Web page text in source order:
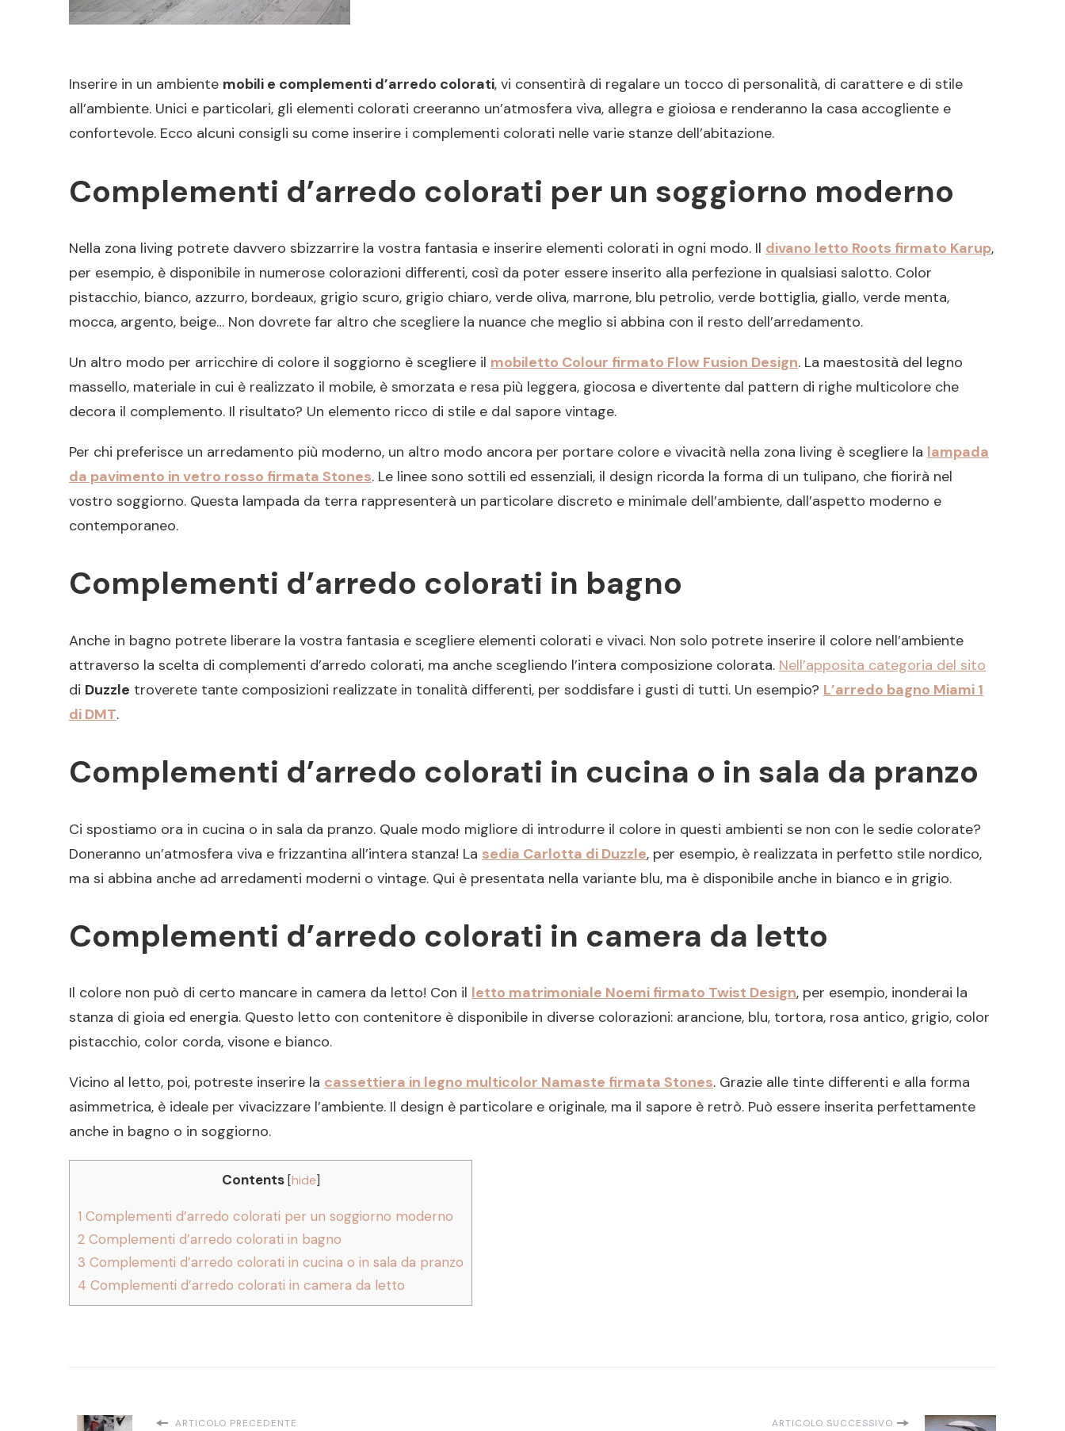
Inserire in un ambiente mobili e complementi d’arredo colorati, vi consentirà di regalare un tocco di personalità, di carattere e di stile
all’ambiente. Unici e particolari, gli elementi colorati creeranno un’atmosfera viva, allegra e gioiosa e renderanno la casa accogliente e
confortevole. Ecco alcuni consigli su come inserire i complementi colorati nelle varie stanze dell’abitazione.
Complementi d’arredo colorati per un soggiorno moderno
Nella zona living potrete davvero sbizzarrire la vostra fantasia e inserire elementi colorati in ogni modo. Il divano letto Roots firmato Karup,
per esempio, è disponibile in numerose colorazioni differenti, così da poter essere inserito alla perfezione in qualsiasi salotto. Color
pistacchio, bianco, azzurro, bordeaux, grigio scuro, grigio chiaro, verde oliva, marrone, blu petrolio, verde bottiglia, giallo, verde menta,
mocca, argento, beige… Non dovrete far altro che scegliere la nuance che meglio si abbina con il resto dell’arredamento.
Un altro modo per arricchire di colore il soggiorno è scegliere il mobiletto Colour firmato Flow Fusion Design. La maestosità del legno
massello, materiale in cui è realizzato il mobile, è smorzata e resa più leggera, giocosa e divertente dal pattern di righe multicolore che
decora il complemento. Il risultato? Un elemento ricco di stile e dal sapore vintage.
Per chi preferisce un arredamento più moderno, un altro modo ancora per portare colore e vivacità nella zona living è scegliere la lampada
da pavimento in vetro rosso firmata Stones. Le linee sono sottili ed essenziali, il design ricorda la forma di un tulipano, che fiorirà nel
vostro soggiorno. Questa lampada da terra rappresenterà un particolare discreto e minimale dell’ambiente, dall’aspetto moderno e
contemporaneo.
Complementi d’arredo colorati in bagno
Anche in bagno potrete liberare la vostra fantasia e scegliere elementi colorati e vivaci. Non solo potrete inserire il colore nell’ambiente
attraverso la scelta di complementi d’arredo colorati, ma anche scegliendo l’intera composizione colorata. Nell’apposita categoria del sito
di Duzzle troverete tante composizioni realizzate in tonalità differenti, per soddisfare i gusti di tutti. Un esempio? L’arredo bagno Miami 1
di DMT.
Complementi d’arredo colorati in cucina o in sala da pranzo
Ci spostiamo ora in cucina o in sala da pranzo. Quale modo migliore di introdurre il colore in questi ambienti se non con le sedie colorate?
Doneranno un’atmosfera viva e frizzantina all’intera stanza! La sedia Carlotta di Duzzle, per esempio, è realizzata in perfetto stile nordico,
ma si abbina anche ad arredamenti moderni o vintage. Qui è presentata nella variante blu, ma è disponibile anche in bianco e in grigio.
Complementi d’arredo colorati in camera da letto
Il colore non può di certo mancare in camera da letto! Con il letto matrimoniale Noemi firmato Twist Design, per esempio, inonderai la
stanza di gioia ed energia. Questo letto con contenitore è disponibile in diverse colorazioni: arancione, blu, tortora, rosa antico, grigio, color
pistacchio, color corda, visone e bianco.
Vicino al letto, poi, potreste inserire la cassettiera in legno multicolor Namaste firmata Stones. Grazie alle tinte differenti e alla forma
asimmetrica, è ideale per vivacizzare l’ambiente. Il design è particolare e originale, ma il sapore è retrò. Può essere inserita perfettamente
anche in bagno o in soggiorno.
Contents [hide
1 Complementi d’arredo colorati per un soggiorno moderno
2 Complementi d’arredo colorati in bagno
3 Complementi d’arredo colorati in cucina o in sala da pranzo
4 Complementi d’arredo colorati in camera da letto
ARTICOLO PRECEDENTE ARTICOLO SUCCESSIVO